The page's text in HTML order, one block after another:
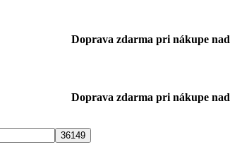
Doprava zdarma pri nákupe
Doprava zdarma pri nákupe